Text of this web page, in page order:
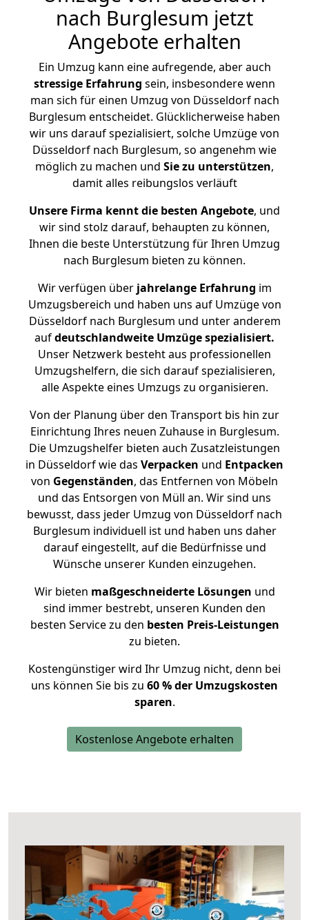
nach Burglesum jetzt
Angebote erhalten
Ein Umzug kann eine aufregende, aber auch
stressige Erfahrung sein, insbesondere wenn
man sich für einen Umzug von Düsseldorf nach
Burglesum entscheidet. Glücklicherweise haben
wir uns darauf spezialisiert, solche Umzüge von
Düsseldorf nach Burglesum, so angenehm wie
möglich zu machen und Sie zu unterstützen,
damit alles reibungslos verläuft
Unsere Firma kennt die besten Angebote, und
wir sind stolz darauf, behaupten zu können,
Ihnen die beste Unterstützung für Ihren Umzug
nach Burglesum bieten zu können.
Wir verfügen überjahrelange Erfahrung im
Umzugsbereich und haben uns auf Umzüge von
Düsseldorf nach Burglesum und unter anderem
aufdeutschlandweite Umzüge spezialisiert.
Unser Netzwerk besteht aus professionellen
Umzugshelfern, die sich darauf spezialisieren,
alle Aspekte eines Umzugs zu organisieren.
Von der Planung über den Transport bis hin zur
Einrichtung Ihres neuen Zuhause in Burglesum.
Die Umzugshelfer bieten auch Zusatzleistungen
in Düsseldorf wie das Verpacken und Entpacken
von Gegenständen, das Entfernen von Möbeln
und das Entsorgen von Müll an. Wir sind uns
bewusst, dass jeder Umzug von Düsseldorf nach
Burglesum individuell ist und haben uns daher
darauf eingestellt, auf die Bedürfnisse und
Wünsche unserer Kunden einzugehen.
Wir bieten maßgeschneiderte Lösungen und
sind immer bestrebt, unseren Kunden den
besten Service zu den besten Preis-Leistungen
zu bieten.
Kostengünstiger wird Ihr Umzug nicht, denn bei
uns können Sie bis zu 60 % der Umzugskosten
sparen.
Kostenlose Angebote erhalten